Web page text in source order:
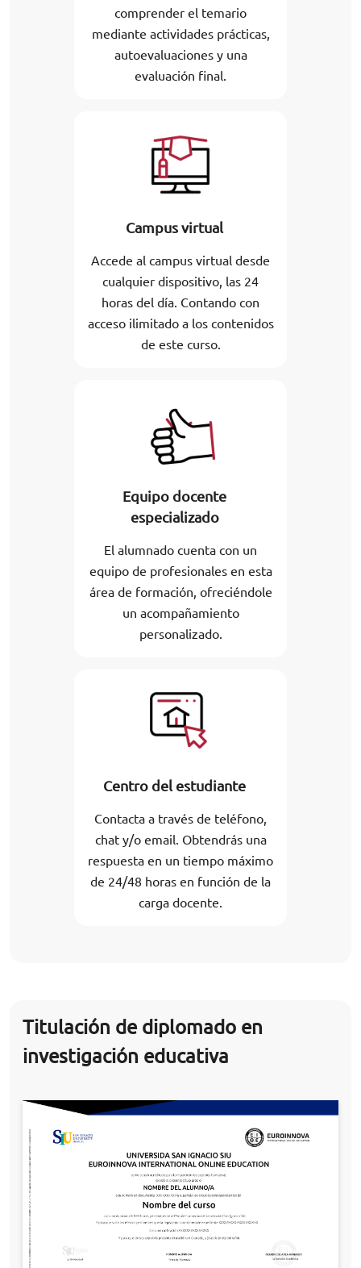
comprender el temario
mediante actividades prácticas,
autoevaluaciones y una
evaluación final.
Campus virtual
Accede al campus virtual desde
cualquier dispositivo, las 24
horas del día. Contando con
acceso ilimitado a los contenidos
de este curso.
Equipo docente
especializado
El alumnado cuenta con un
equipo de profesionales en esta
área de formación, ofreciéndole
un acompañamiento
personalizado.
Centro del estudiante
Contacta a través de teléfono,
chat y/o email. Obtendrás una
respuesta en un tiempo máximo
de 24/48 horas en función de la
carga docente.
Titulación de diplomado en
investigación educativa